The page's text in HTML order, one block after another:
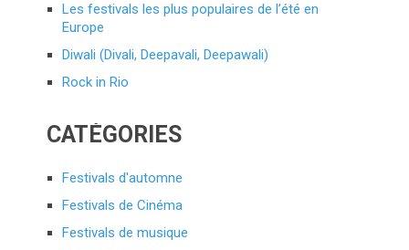
Les festivals les plus populaires de l’été en
Europe
Diwali (Divali, Deepavali, Deepawali)
Rock in Rio
CATÉGORIES
Festivals d'automne
Festivals de Cinéma
Festivals de musique